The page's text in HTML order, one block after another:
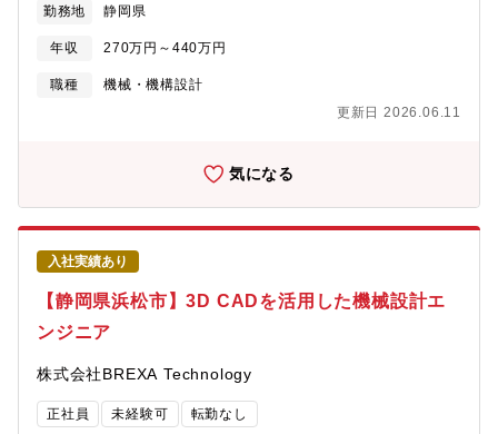
勤務地 静岡県
年収 270万円～440万円
職種
機械・機構設計
更新日 2026.06.11
気になる
入社実績あり
【静岡県浜松市】3D CADを活用した機械設計エ
ンジニア
株式会社BREXA Technology
正社員 未経験可 転勤なし